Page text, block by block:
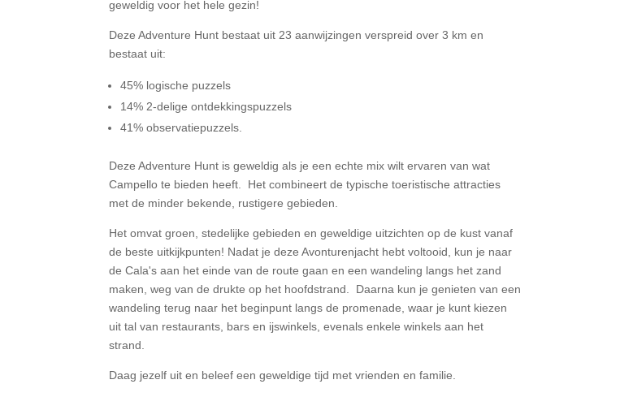
geweldig voor het hele gezin!
Deze Adventure Hunt bestaat uit 23 aanwijzingen verspreid over 3 km en
bestaat uit:
45% logische puzzels
14% 2-delige ontdekkingspuzzels
41% observatiepuzzels.
Deze Adventure Hunt is geweldig als je een echte mix wilt ervaren van wat
Campello te bieden heeft. Het combineert de typische toeristische attracties
met de minder bekende, rustigere gebieden.
Het omvat groen, stedelijke gebieden en geweldige uitzichten op de kust vanaf
de beste uitkijkpunten! Nadat je deze Avonturenjacht hebt voltooid, kun je naar
de Cala's aan het einde van de route gaan en een wandeling langs het zand
maken, weg van de drukte op het hoofdstrand. Daarna kun je genieten van een
wandeling terug naar het beginpunt langs de promenade, waar je kunt kiezen
uit tal van restaurants, bars en ijswinkels, evenals enkele winkels aan het
strand.
Daag jezelf uit en beleef een geweldige tijd met vrienden en familie.